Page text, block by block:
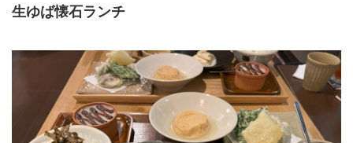
生ゆば懐石ランチ